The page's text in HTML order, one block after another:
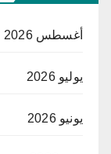
أغسطس 2026
يوليو 2026
يونيو 2026